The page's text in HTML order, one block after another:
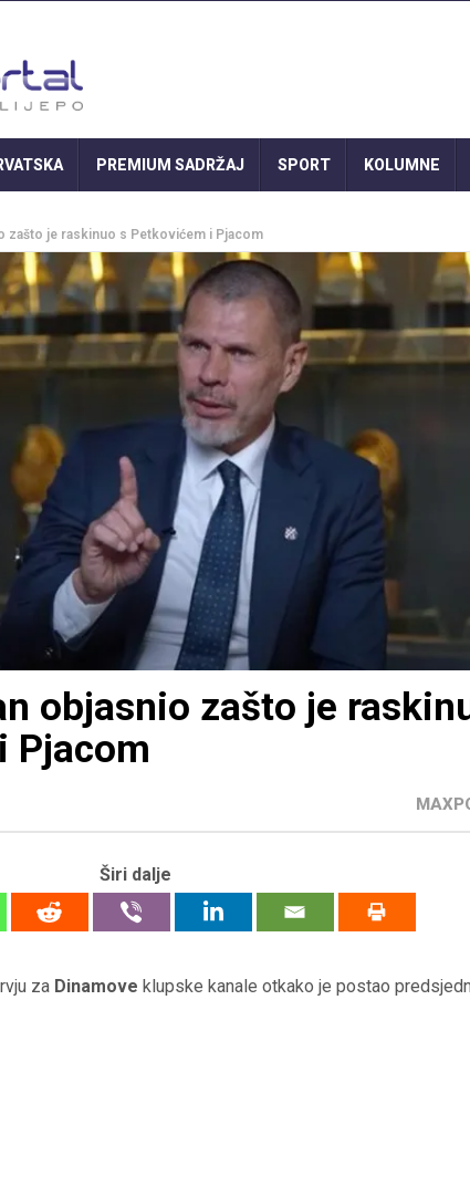
PREMIUM SADRŽAJ SPORT KOLUMNE
zašto je raskinuo s Petkovićem i Pjacom
objasnio zašto je
Pjacom
Širi dalje
za Dinamove klupske kanale otkako je postao